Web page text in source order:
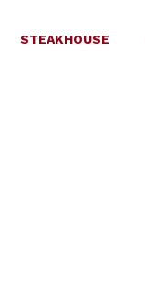
STEAKHOUSE